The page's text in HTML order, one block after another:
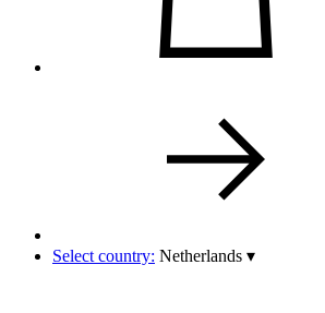
Select country: Netherlands ▾